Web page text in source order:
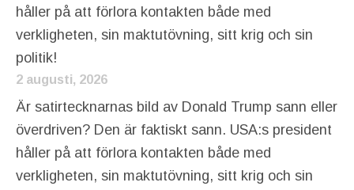
håller på att förlora kontakten både med
verkligheten, sin maktutövning, sitt krig och sin
politik!
2 augusti, 2026
Är satirtecknarnas bild av Donald Trump sann eller
överdriven? Den är faktiskt sann. USA:s president
håller på att förlora kontakten både med
verkligheten, sin maktutövning, sitt krig och sin